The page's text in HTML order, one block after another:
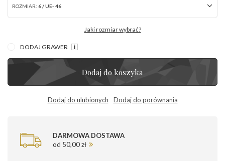
ROZMIAR: 6 / UE- 46
Jaki rozmiar wybrać?
DODAJ GRAWER
Dodaj do koszyka
Dodaj do ulubionych Dodaj do porównania
DARMOWA DOSTAWA
od 50,00 zł